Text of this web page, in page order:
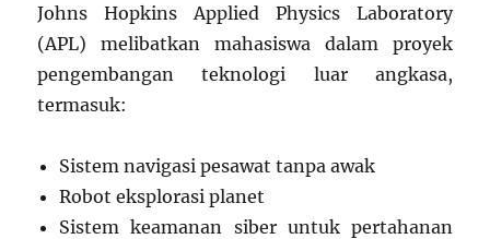
Johns Hopkins Applied Physics Laboratory
(APL) melibatkan mahasiswa dalam proyek
pengembangan teknologi luar angkasa,
termasuk:
Sistem navigasi pesawat tanpa awak
Robot eksplorasi planet
Sistem keamanan siber untuk pertahanan